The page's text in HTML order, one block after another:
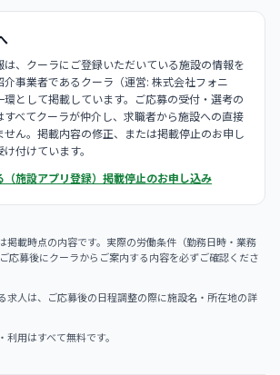
、クーラにご登録いただいている施設の情報を
介事業者であるクーラ（運営: 株式会社フォニ
環として掲載しています。ご応募の受付・選考の
すべてクーラが仲介し、求職者から施設への直接
せん。掲載内容の修正、または掲載停止のお申し
付けています。
施設アプリ登録） 掲載停止のお申し込み
掲載時点の内容です。実際の労働条件（勤務日時・業務
応募後にクーラからご案内する内容を必ずご確認くださ
求人は、ご応募後の日程調整の際に施設名・所在地の詳
用はすべて無料です。